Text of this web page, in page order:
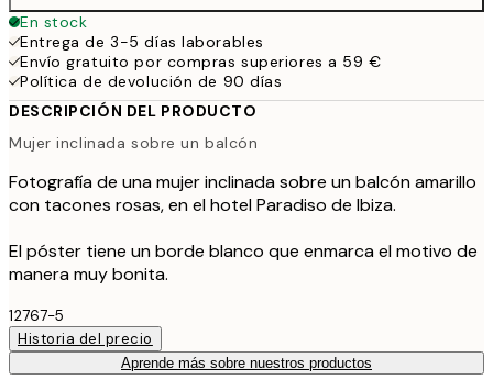
En stock
Entrega de 3-5 días laborables
Envío gratuito por compras superiores a 59 €
Política de devolución de 90 días
DESCRIPCIÓN DEL PRODUCTO
Mujer inclinada sobre un balcón
Fotografía de una mujer inclinada sobre un balcón amarillo
con tacones rosas, en el hotel Paradiso de Ibiza.
El póster tiene un borde blanco que enmarca el motivo de
manera muy bonita.
12767-5
Historia del precio
Aprende más sobre nuestros productos